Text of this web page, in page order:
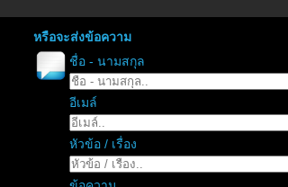
หรือจะส่งข้อความ
ชื่อ - นามสกุล
อีเมล์
หัวข้อ / เรื่อง